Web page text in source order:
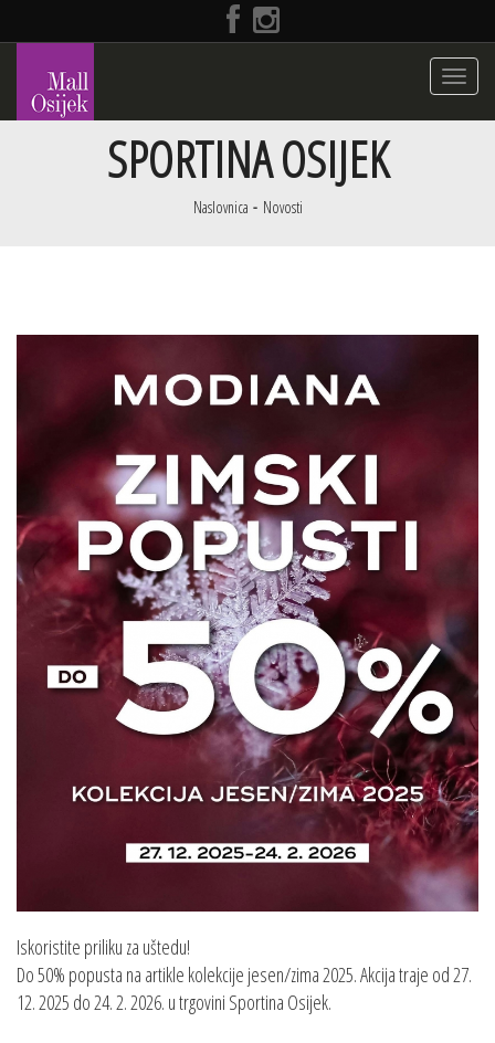
Toggle
SPORTINA OSIJEK
Naslovnica Novosti
Iskoristite priliku za uštedu!
Do 50% popusta na artikle kolekcije jesen/zima 2025. Akcija traje od 27.
12. 2025 do 24. 2. 2026. u trgovini Sportina Osijek.